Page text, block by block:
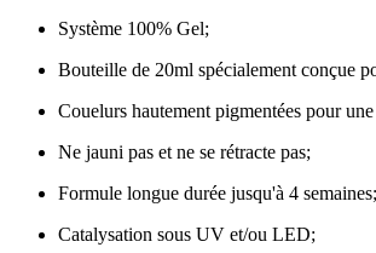
Système 100% Gel;
Bouteille de 20ml spécialement conçue
Couelurs hautement pigmentées pour
Ne jauni pas et ne se rétracte pas;
Formule longue durée jusqu'à 4 semaines;
Catalysation sous UV et/ou LED;